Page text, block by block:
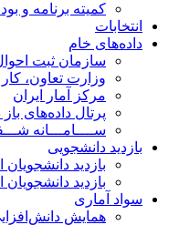
کمیته برنامه و
انتخابات
داده‌های خام
سازمان ثبت احوال
وزارت تعاون، کار
مرکز آمار ایران
پرتال داده‌های باز
ســــامـــانه
بازدید دانشجویی
بازدید دانشجویان
بازدید دانشجویان
سواد آماری
همایش